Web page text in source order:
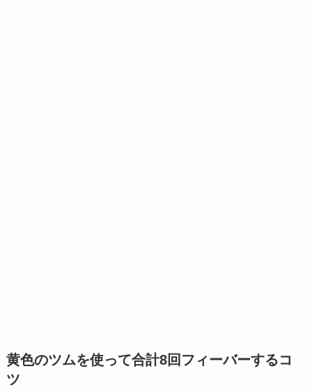
黄色のツムを使って合計8回フィーバーするコ
ツ